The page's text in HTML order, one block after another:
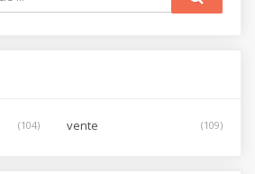
(104) vente (109)